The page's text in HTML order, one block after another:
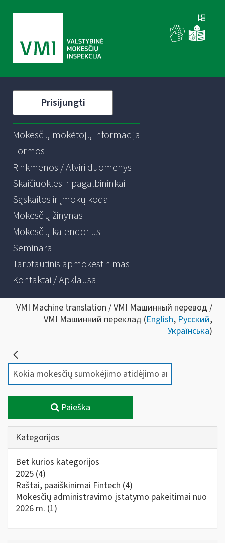
Prisijungti
Mokesčių mokėtojų informacija
Formos
Rinkmenos / Atviri duomenys
Skaičiuoklės ir pagalbininkai
Sąskaitos ir įmokų kodai
Mokesčių žinynas
Mokesčių kalendorius
Seminarai
Tarptautinis apmokestinimas
Kontaktai / Apklausa
VMI Machine translation / VMI Машинный перевод /
VMI Машинний переклад (English, Русский,
Українська)
Paieška
Kategorijos
Bet kurios kategorijos
2025 (4)
Raštai, paaiškinimai Fintech (4)
Mokesčių administravimo įstatymo pakeitimai nuo
2026 m. (1)